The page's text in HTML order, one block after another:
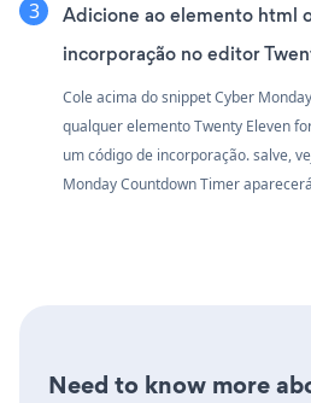
Adicione ao elemento html
incorporação no editor
Cole acima do snippet Cyber
qualquer elemento Twenty Eleven
um código de incorporação. salve,
Monday Countdown Timer
Need to know more